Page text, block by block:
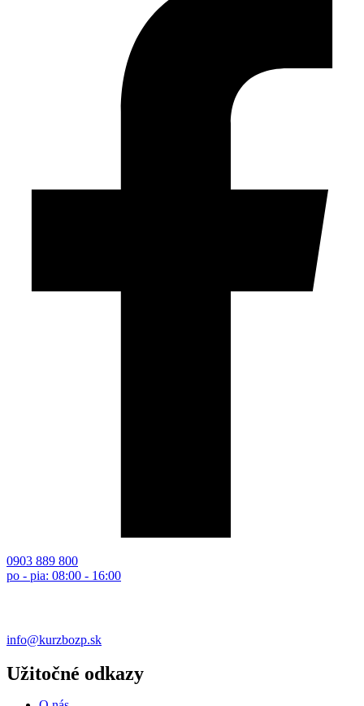
0903 889 800
po - pia: 08:00 - 16:00
info@kurzbozp.sk
Užitočné odkazy